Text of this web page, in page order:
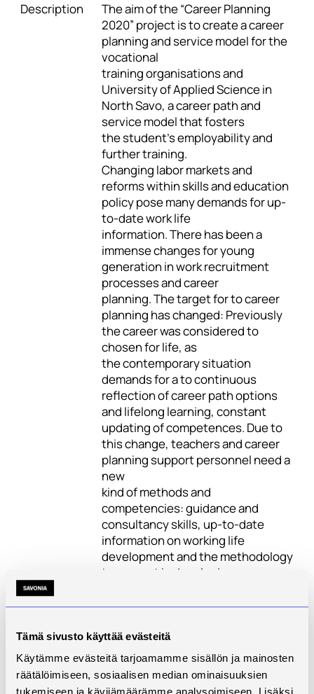
Tämä sivusto käyttää evästeitä
Käytämme evästeitä tarjoamamme sisällön ja mainosten
räätälöimiseen, sosiaalisen median ominaisuuksien
Description
The aim of the “Career Planning
2020” project is to create a career
planning and service model for the
vocational
training organisations and
University of Applied Science in
North Savo, a career path and
service model that fosters
the student's employability and
further training.
Changing labor markets and
reforms within skills and education
policy pose many demands for up-
to-date work life
information. There has been a
immense changes for young
generation in work recruitment
processes and career
planning. The target for to career
planning has changed: Previously
the career was considered to
chosen for life, as
the contemporary situation
demands for a to continuous
reflection of career path options
and lifelong learning, constant
updating of competences. Due to
this change, teachers and career
planning support personnel need a
new
kind of methods and
competencies: guidance and
consultancy skills, up-to-date
information on working life
development and the methodology
to support in developing
strengthens the young
capacity in successfully setting
reasonable career goals, finding
the paths to reach them
and eventually achieving them.